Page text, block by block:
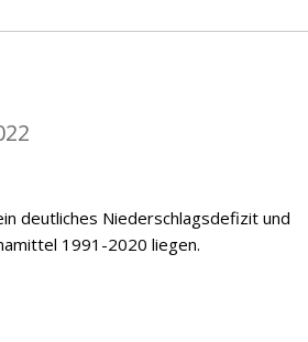
deutliches Niederschlagsdefizit und
1991-2020 liegen.